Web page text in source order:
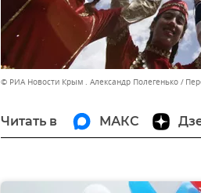
© РИА Новости Крым . Александр Полегенько
Читать в МАКС